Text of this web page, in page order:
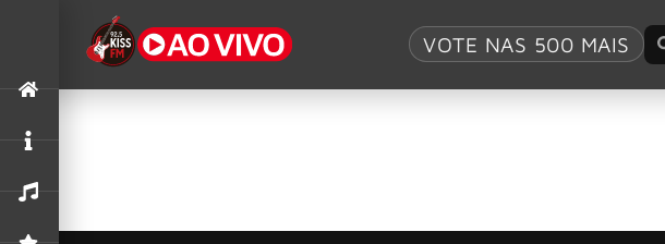
VOTE NAS 500 MAIS
Tag:DNA